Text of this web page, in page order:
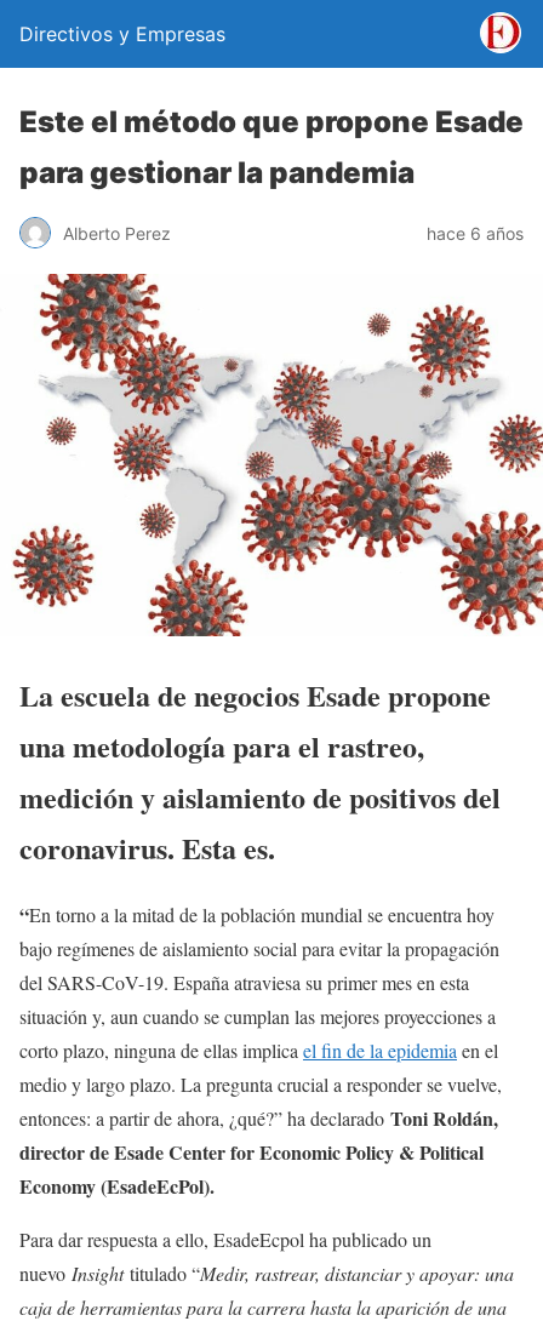
Directivos y Empresas
Este el método que propone Esade
para gestionar la pandemia
Alberto Perez hace 6 años
La escuela de negocios Esade propone
una metodología para el rastreo,
medición y aislamiento de positivos del
coronavirus. Esta es.
“En torno a la mitad de la población mundial se encuentra hoy
bajo regímenes de aislamiento social para evitar la propagación
del SARS-CoV-19. España atraviesa su primer mes en esta
situación y, aun cuando se cumplan las mejores proyecciones a
corto plazo, ninguna de ellas implica el fin de la epidemia en el
medio y largo plazo. La pregunta crucial a responder se vuelve,
entonces: a partir de ahora, ¿qué?” ha declarado Toni Roldán,
director de Esade Center for Economic Policy & Political
Economy (EsadeEcPol).
Para dar respuesta a ello, EsadeEcpol ha publicado un
nuevo Insighttitulado “Medir, rastrear, distanciar y apoyar: una
caja de herramientas para la carrera hasta la aparición de una